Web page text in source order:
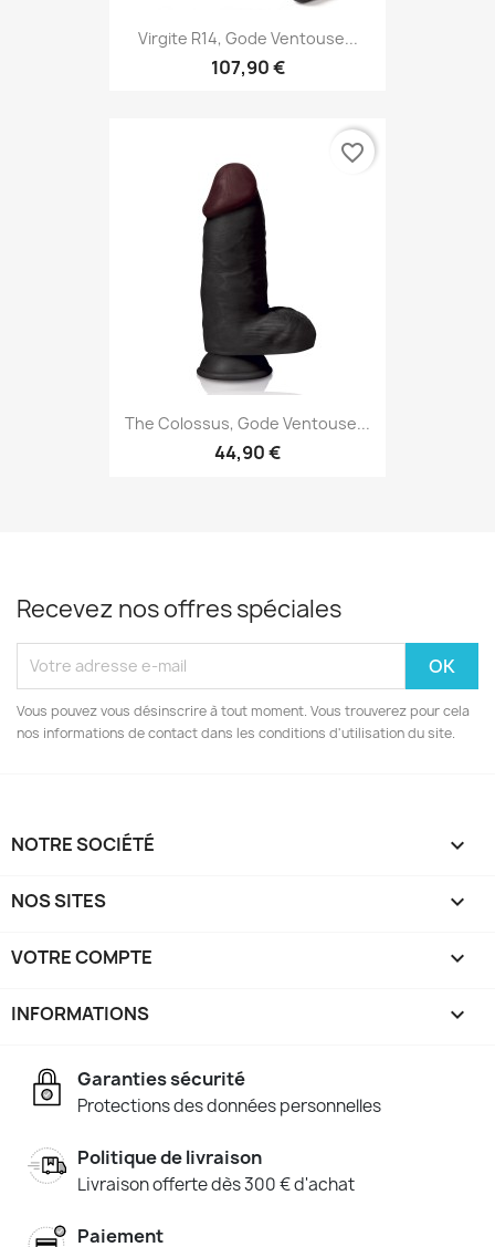
Virgite R14, Gode Ventouse...
107,90 €
The Colossus, Gode Ventouse...
44,90 €
favorite_border
Recevez nos offres spéciales
Vous pouvez vous désinscrire à tout moment. Vous trouverez pour cela
nos informations de contact dans les conditions d'utilisation du site.
NOTRE SOCIÉTÉ 
NOS SITES 
VOTRE COMPTE 
INFORMATIONS keyboard_arrow_down
Garanties sécurité
Protections des données personnelles
Politique de livraison
Livraison offerte dès 300 € d'achat
Paiement